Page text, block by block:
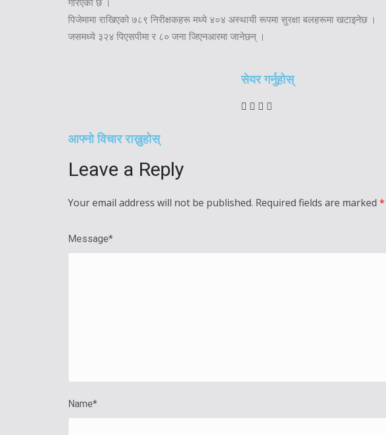
गरिएको छ ।
पिजेमामा राखिएको ७८९ निरीक्षकहरू मध्ये ४०४ अस्थायी रूपमा सुरक्षा बलहरूमा खटाइनेछ ।
जसमध्ये ३२४ पिएसपीमा र ८० जना जिएनआरमा जानेछन् ।
सेयर गर्नुहोस्
आफ्नो विचार राख्नुहोस्
Leave a Reply
Your email address will not be published. Required fields are marked *
Message*
Name*